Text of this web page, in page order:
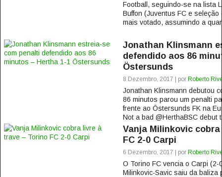
Football, seguindo-se na lista
Buffon (Juventus FC e
mais votado, assumindo a
Jonathan Klinsmann
defendido aos 86
Östersunds
8 Dezembro, 2017 | por Roberto
Jonathan Klinsmann debutou
86 minutos parou um penalti
frente ao Östersunds FK na
Not a bad @HerthaBSC debut
Vanja Milinkovic
FC 2-0 Carpi
6 Dezembro, 2017 | por Roberto
O Torino FC vencia o Carpi
Milinkovic-Savic saiu da baliza